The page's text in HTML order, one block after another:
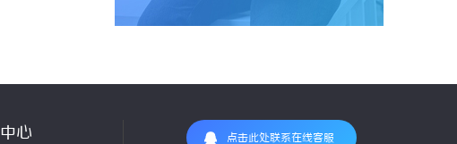
心 点击此处联系在线客服